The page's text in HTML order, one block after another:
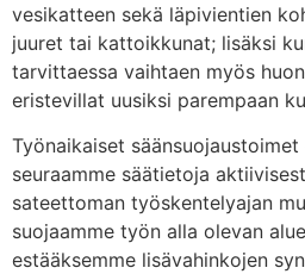
vesikatteen sekä läpivientien
juuret tai kattoikkunat; lisäksi
tarvittaessa vaihtaen myös
eristevillat uusiksi parempaan
Työnaikaiset
seuraamme säätietoja
sateettoman työskentelyajan
suojaamme työn alla olevan
estääksemme lisävahinkojen